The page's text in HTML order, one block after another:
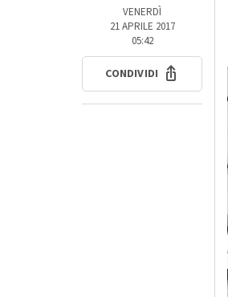
VENERDÌ
21 APRILE 2017
05:42
CONDIVIDI